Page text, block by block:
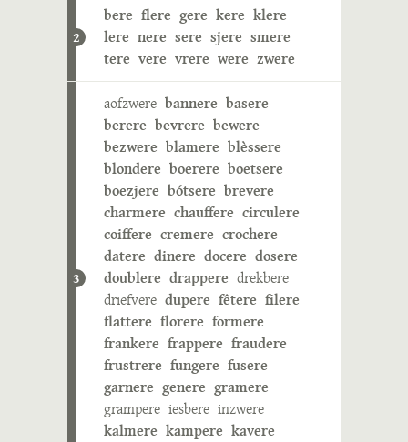
2
bere flere gere kere klere
lere nere sere sjere smere
tere vere vrere were zwere
3
aofzwere bannere basere
berere bevrere bewere
bezwere blamere blèssere
blondere boerere boetsere
boezjere bótsere brevere
charmere chauffere circulere
coiffere cremere crochere
datere dinere docere dosere
doublere drappere drekbere
driefvere dupere fêtere filere
flattere florere formere
frankere frappere fraudere
frustrere fungere fusere
garnere genere gramere
grampere iesbere inzwere
kalmere kampere kavere